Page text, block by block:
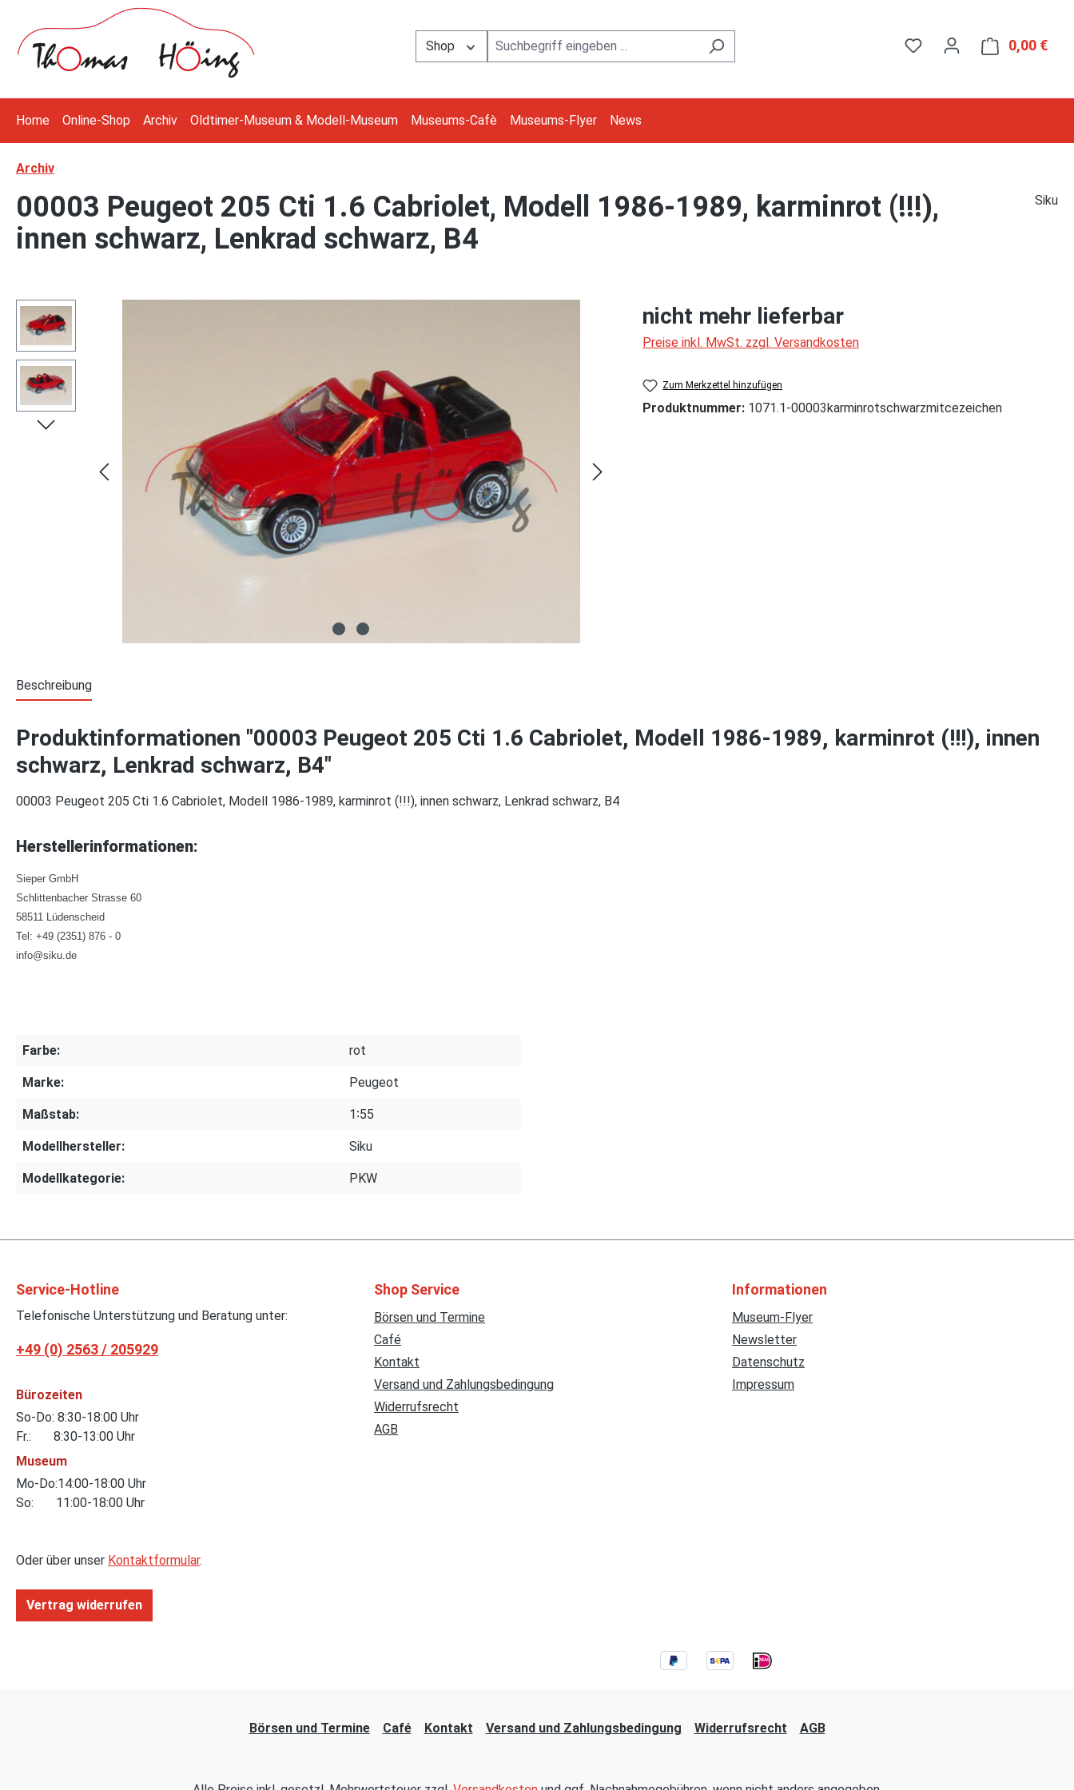
Hauptinhalt springen
Zur Suche springen
Zur Hauptnavigation springen
Shop
0,00 €
Home Online-Shop Archiv Oldtimer-Museum & Modell-Museum Museums-Cafè Museums-Flyer News
Archiv
00003 Peugeot 205 Cti 1.6 Cabriolet, Modell 1986-1989, karminrot (!!!),
innen schwarz, Lenkrad schwarz, B4
Siku
Bildergalerie überspringen nicht mehr lieferbar
Preise inkl. MwSt. zzgl. Versandkosten
Zum Merkzettel hinzufügen
Produktnummer: 1071.1-00003karminrotschwarzmitcezeichen
Beschreibung
Produktinformationen "00003 Peugeot 205 Cti 1.6 Cabriolet, Modell 1986-1989, karminrot (!!!), innen
schwarz, Lenkrad schwarz, B4"
00003 Peugeot 205 Cti 1.6 Cabriolet, Modell 1986-1989, karminrot (!!!), innen schwarz, Lenkrad schwarz, B4
Herstellerinformationen:
Sieper GmbH
Schlittenbacher Strasse 60
58511 Lüdenscheid
Tel: +49 (2351) 876 - 0
info@siku.de
Farbe: rot
Marke: Peugeot
Maßstab: 1∶55
Modellhersteller: Siku
Modellkategorie: PKW
Service-Hotline
Telefonische Unterstützung und Beratung unter:
+49 (0) 2563 / 205929
Bürozeiten
So-Do: 8:30-18:00 Uhr
Fr.: 8:30-13:00 Uhr
Museum
Mo-Do:14:00-18:00 Uhr
So: 11:00-18:00 Uhr
Oder über unser Kontaktformular.
Vertrag widerrufen
Shop Service
Börsen und Termine
Café
Kontakt
Versand und Zahlungsbedingung
Widerrufsrecht
AGB
Informationen
Museum-Flyer
Newsletter
Datenschutz
Impressum
Börsen und Termine Café Kontakt Versand und Zahlungsbedingung Widerrufsrecht AGB